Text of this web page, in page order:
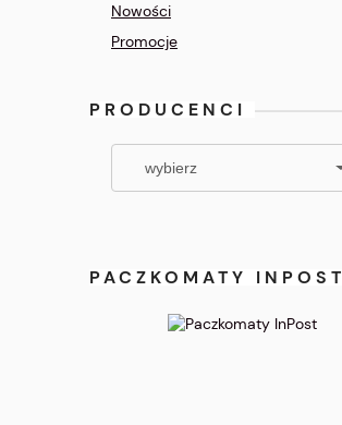
Nowości
Promocje
PRODUCENCI
PACZKOMATY INPOST